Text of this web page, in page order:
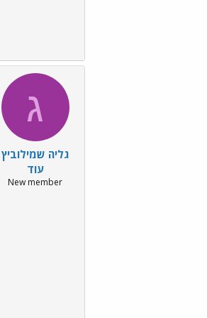
ג
גליה שמילוביץ
עוד
New member